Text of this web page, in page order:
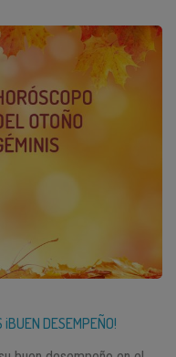
DESEMPEÑO!